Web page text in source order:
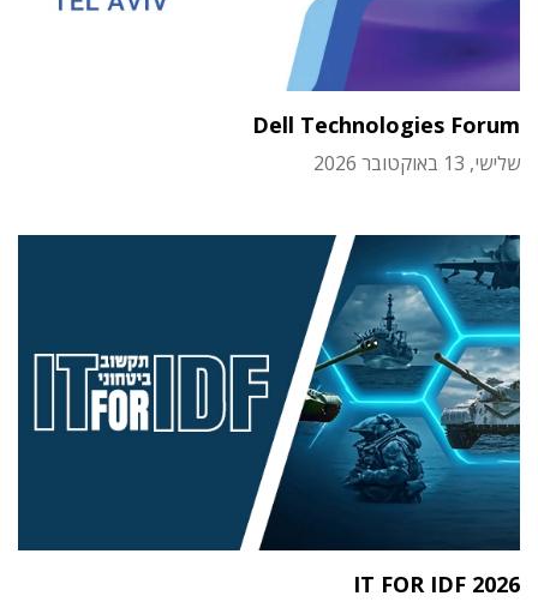
Dell Technologies Forum
שלישי, 13 באוקטובר 2026
IT FOR IDF 2026